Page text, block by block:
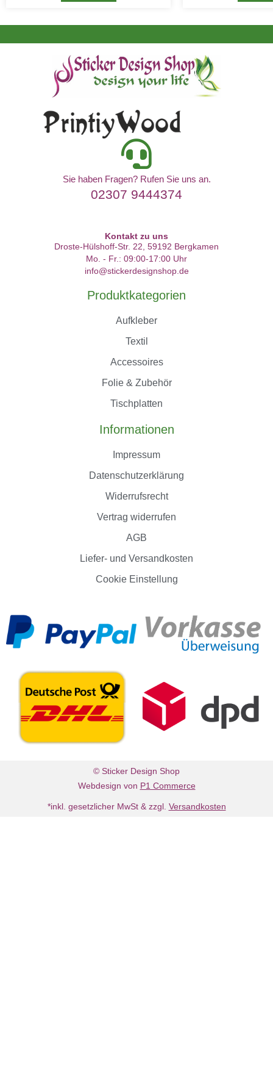
Sie haben Fragen? Rufen Sie uns an.
02307 9444374
Kontakt zu uns
Droste-Hülshoff-Str. 22, 59192 Bergkamen
Mo. - Fr.: 09:00-17:00 Uhr
info@stickerdesignshop.de
Produktkategorien
Aufkleber
Textil
Accessoires
Folie & Zubehör
Tischplatten
Informationen
Impressum
Datenschutzerklärung
Widerrufsrecht
Vertrag widerrufen
AGB
Liefer- und Versandkosten
Cookie Einstellung
© Sticker Design Shop
Webdesign von P1 Commerce
*inkl. gesetzlicher MwSt & zzgl. Versandkosten